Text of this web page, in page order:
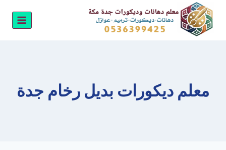
التجاوز
المحتوى
معلم ديكورات بديل رخام جدة